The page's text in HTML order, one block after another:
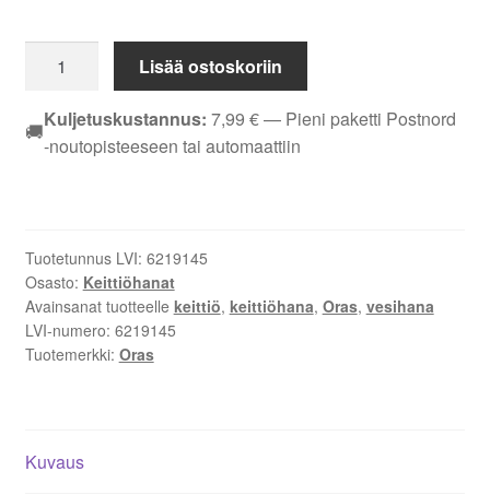
Inspera
3031F
pkv
keittiöhana
juoksuputki,
ulosvedettävä
suutin,
elektroninen
G3/8
Lisää ostoskoriin
🚚Kuljetuskustannus: 7,99 €— Pieni paketti Postnord
-noutopisteeseen tai automaattiin
Tuotetunnus LVI: 6219145
Osasto: Keittiöhanat
Avainsanat tuotteelle keittiö, keittiöhana, Oras, vesihana
LVI-numero: 6219145
Tuotemerkki: Oras
Kuvaus